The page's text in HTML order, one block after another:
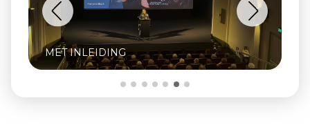
INCLUSIEF Q&A MET OPRICHTER
NAAIJKENS